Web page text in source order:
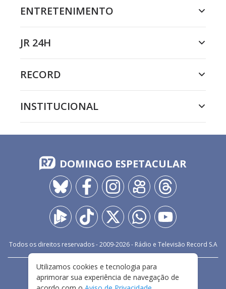
ENTRETENIMENTO
JR 24H
RECORD
INSTITUCIONAL
DOMINGO ESPETACULAR
Todos os direitos reservados - 2009-2026- Rádio e Televisão Record S.A
FALE CONOSCO
PRIVACIDADE
TERMOS E CONDIÇÕES DE USO
Utilizamos cookies e tecnologia para
aprimorar sua experiência de navegação de